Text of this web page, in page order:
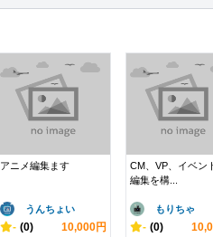
アニメ編集ます
うんちょい
- (0) 10,000円
CM、VP、イベン
編集を構...
もりちゃ
- (0)